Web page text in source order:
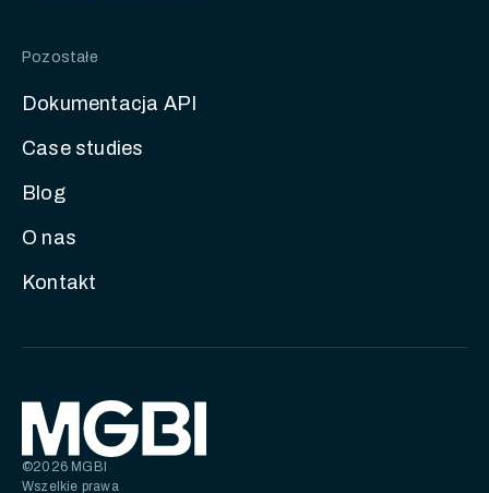
Pozostałe
Dokumentacja API
Case studies
Blog
O nas
Kontakt
©2026 MGBI
Wszelkie prawa